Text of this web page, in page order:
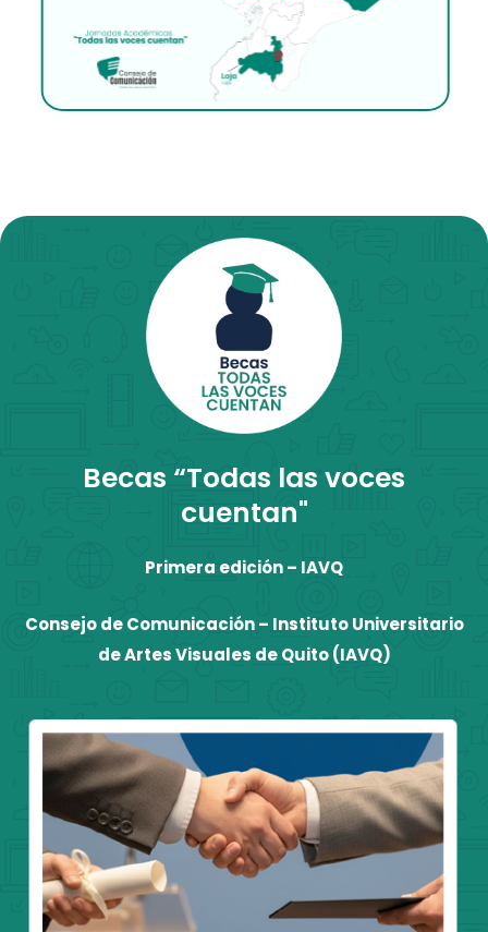
Becas “Todas las voces
cuentan"
Primera edición – IAVQ
Consejo de Comunicación – Instituto Universitario
de Artes Visuales de Quito (IAVQ)